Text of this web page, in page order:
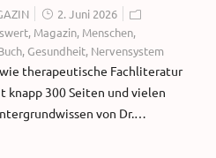
2. Juni 2026
, Magazin, Menschen,
,Gesundheit, Nervensystem
therapeutische Fachliteratur
knapp 300 Seiten und vielen
von Dr.…